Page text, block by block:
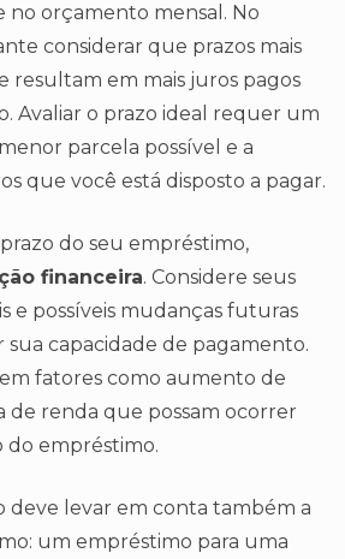
no orçamento mensal. No
considerar que prazos mais
resultam em mais juros pagos
Avaliar o prazo ideal requer um
parcela possível e a
que você está disposto a pagar.
do seu empréstimo,
financeira. Considere seus
e possíveis mudanças futuras
sua capacidade de pagamento.
fatores como aumento de
de renda que possam ocorrer
empréstimo.
deve levar em conta também a
um empréstimo para uma